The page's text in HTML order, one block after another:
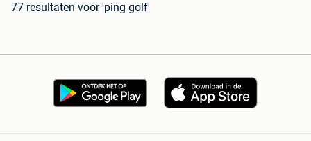
77 resultaten voor 'ping golf'